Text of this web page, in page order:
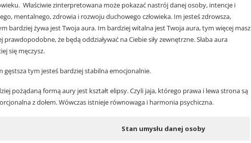
Właściwie zinterpretowana może pokazać nastrój danej osoby, intencje i
mentalnego, zdrowia i rozwoju duchowego człowieka. Im jesteś zdrowsza,
bardziej żywa jest Twoja aura. Im bardziej witalna jest Twoja aura, tym więcej masz
że będą oddziaływać na Ciebie siły zewnętrzne. Słaba aura
się męczysz.
gęstsza tym jesteś bardziej stabilna emocjonalnie.
pożądaną formą aury jest kształt elipsy. Czyli jaja, którego prawa i lewa strona są
z dołem. Wówczas istnieje równowaga i harmonia psychiczna.
Stan umysłu danej osoby